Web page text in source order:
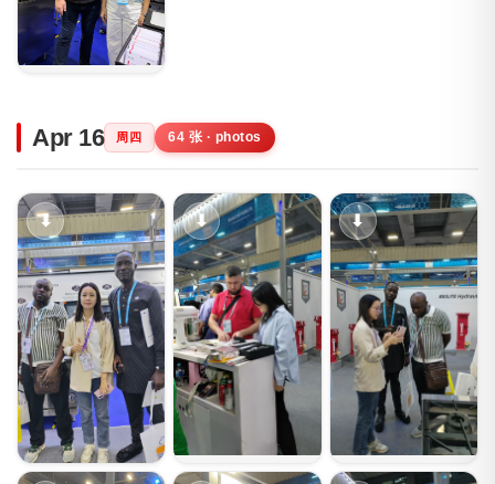
Apr 16 周四 64 张 · photos
⬇ ⬇ ⬇